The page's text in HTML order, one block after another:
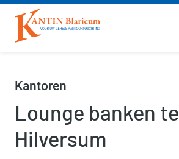
Kantoren
Lounge banken te
Hilversum